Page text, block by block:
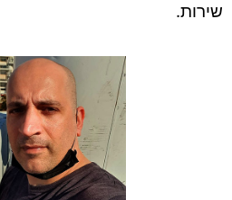
שירות.